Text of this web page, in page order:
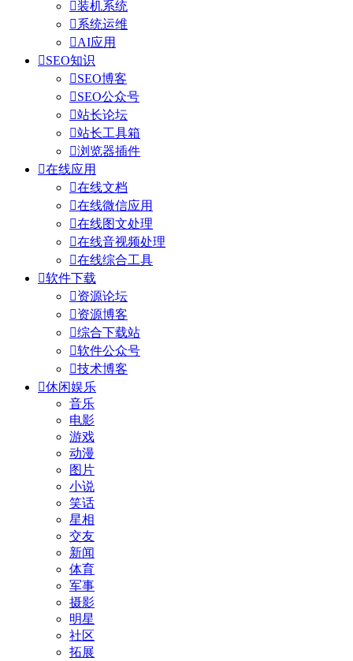
装机系统
系统运维
AI应用
SEO知识
SEO博客
SEO公众号
站长论坛
站长工具箱
浏览器插件
在线应用
在线文档
在线微信应用
在线图文处理
在线音视频处理
在线综合工具
软件下载
资源论坛
资源博客
综合下载站
软件公众号
技术博客
休闲娱乐
音乐
电影
游戏
动漫
图片
小说
笑话
星相
交友
新闻
体育
军事
摄影
明星
社区
拓展